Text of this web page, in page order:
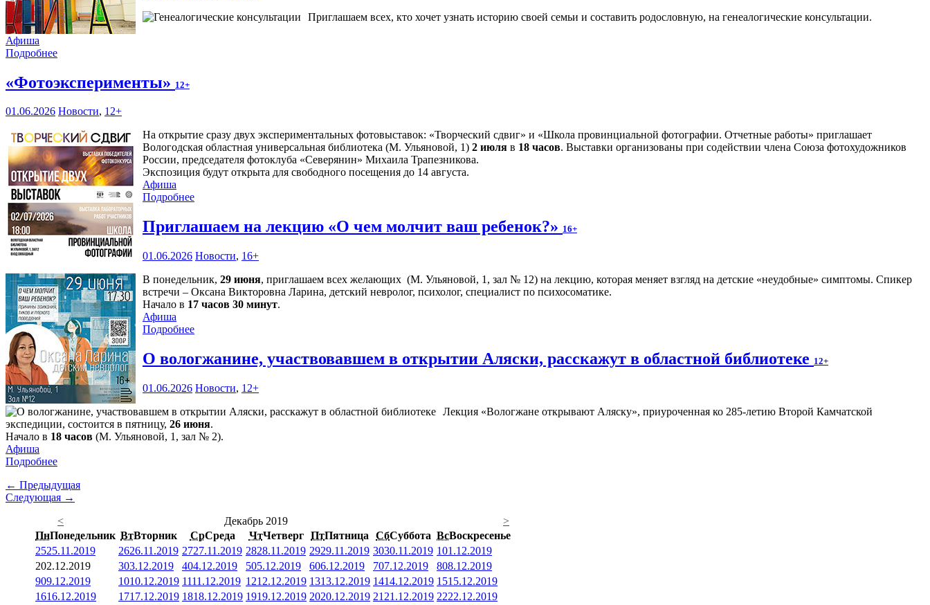
Приглашаем всех, кто хочет узнать историю своей семьи и составить родословную, на генеалогические консультации.
Афиша
Подробнее
«Фотоэксперименты» 12+
01.06.2026 Новости, 12+
На открытие сразу двух экспериментальных фотовыставок: «Творческий сдвиг» и «Школа провинциальной фотографии. Отчетные работы» приглашает
Вологодская областная универсальная библиотека (М. Ульяновой, 1) 2 июля в 18 часов. Выставки организованы при содействии члена Союза фотохудожников
России, председателя фотоклуба «Северянин» Михаила Трапезникова.
Экспозиция будут открыта для свободного посещения до 14 августа.
Афиша
Подробнее
Приглашаем на лекцию «О чем молчит ваш ребенок?» 16+
01.06.2026 Новости, 16+
В понедельник, 29 июня, приглашаем всех желающих (М. Ульяновой, 1, зал № 12) на лекцию, которая меняет взгляд на детские «неудобные» симптомы. Спикер
встречи – Оксана Викторовна Ларина, детский невролог, психолог, специалист по психосоматике.
Начало в 17 часов 30 минут.
Афиша
Подробнее
О вологжанине, участвовавшем в открытии Аляски, расскажут в областной библиотеке 12+
01.06.2026 Новости, 12+
Лекция «Вологжане открывают Аляску», приуроченная ко 285-летию Второй Камчатской
экспедиции, состоится в пятницу, 26 июня.
Начало в 18 часов (М. Ульяновой, 1, зал № 2).
Афиша
Подробнее
← Предыдущая
Следующая →
<
Декабрь 2019
>
ПнПонедельник ВтВторник СрСреда ЧтЧетверг ПтПятница СбСуббота ВсВоскресенье
2525.11.2019 2626.11.2019 2727.11.2019 2828.11.2019 2929.11.2019 3030.11.2019 101.12.2019
202.12.2019 303.12.2019 404.12.2019 505.12.2019 606.12.2019 707.12.2019 808.12.2019
909.12.2019 1010.12.2019 1111.12.2019 1212.12.2019 1313.12.2019 1414.12.2019 1515.12.2019
1616.12.2019 1717.12.2019 1818.12.2019 1919.12.2019 2020.12.2019 21 21.12.2019 2222.12.2019